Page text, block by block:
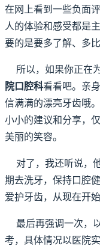
在网上看到一些负面
人的体验和感受都是
要的是要多了解、多
所以，如果你正在
院口腔科看看吧。亲
信满满的漂亮牙齿哦
小小的建议和分享，
美丽的笑容。
对了，我还听说，
期去洗牙，保持口腔
爱护牙齿，从现在开始
最后再强调一次，
考，具体情况以医院